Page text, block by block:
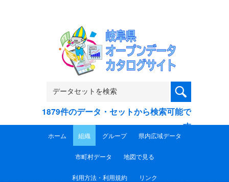
1879件のデータ・セットから検索可能で
す
ホーム 組織 グループ 県内広域データ
市町村データ 地図で見る
利用方法・利用規約 リンク